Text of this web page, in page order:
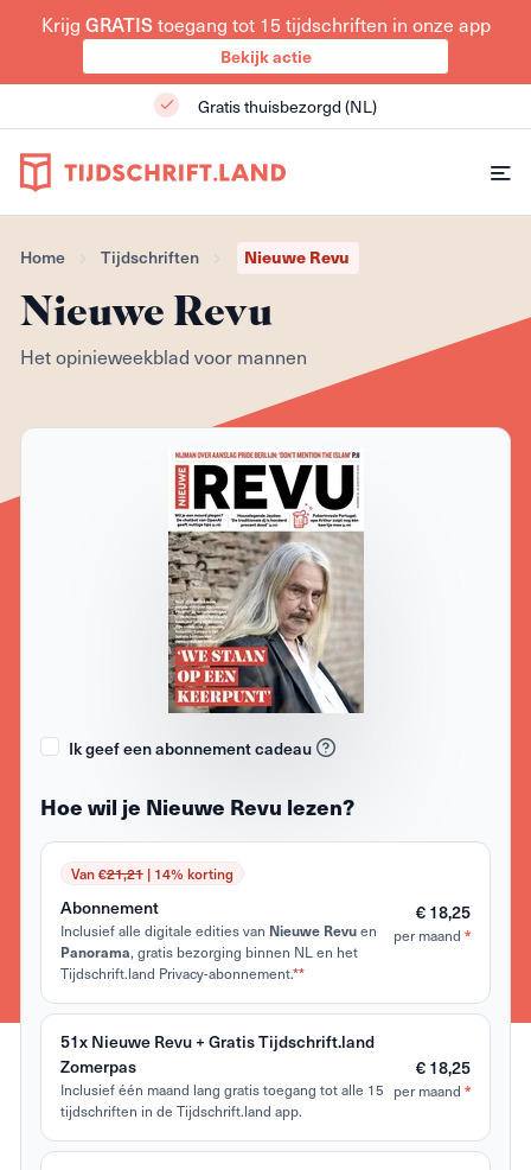
Krijg GRATIStoegang tot 15 tijdschriften in onze app
Bekijk actie
Gratis thuisbezorgd (NL)
Home Tijdschriften Nieuwe Revu
Nieuwe Revu
Het opinieweekblad voor mannen
Ik geef een abonnement cadeau
Hoe wil je Nieuwe Revu lezen?
Van €21,21| 14% korting
Abonnement
Inclusief alle digitale edities van Nieuwe Revuen
Panorama, gratis bezorging binnen NL en het
Tijdschrift.land Privacy-abonnement.**
€ 18,25
per maand *
51x Nieuwe Revu + Gratis Tijdschrift.land
Zomerpas
Inclusief één maand lang gratis toegang tot alle 15
tijdschriften in de Tijdschrift.land app.
€ 18,25
per maand *